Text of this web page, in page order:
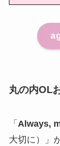
丸の内OL
「 Always,
大切に）」